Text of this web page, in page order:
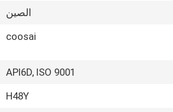
الصين
coosai
API6D, ISO 9001
H48Y